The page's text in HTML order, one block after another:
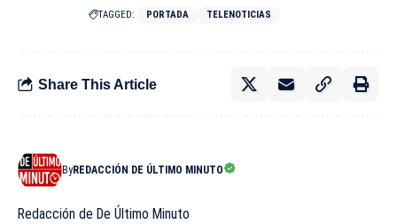
TAGGED: PORTADA TELENOTICIAS
Share This Article
ByREDACCIÓN DE ÚLTIMO MINUTO
Redacción de De Último Minuto